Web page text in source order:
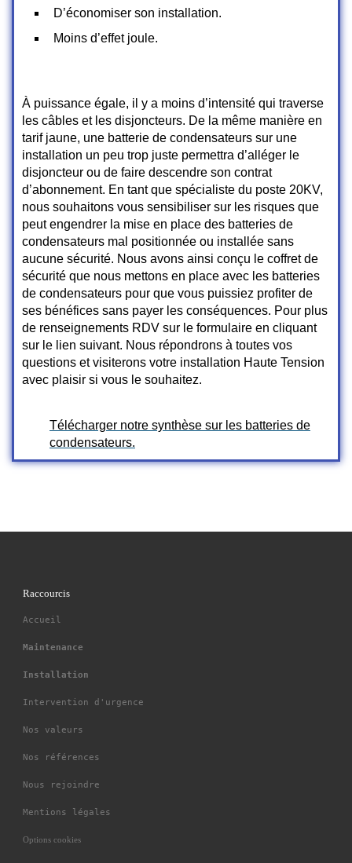
D’économiser son installation.
Moins d’effet joule.
À puissance égale, il y a moins d’intensité qui traverse
les câbles et les disjoncteurs. De la même manière en
tarif jaune, une batterie de condensateurs sur une
installation un peu trop juste permettra d’alléger le
disjoncteur ou de faire descendre son contrat
d’abonnement. En tant que spécialiste du poste 20KV,
nous souhaitons vous sensibiliser sur les risques que
peut engendrer la mise en place des batteries de
condensateurs mal positionnée ou installée sans
aucune sécurité. Nous avons ainsi conçu le coffret de
sécurité que nous mettons en place avec les batteries
de condensateurs pour que vous puissiez profiter de
ses bénéfices sans payer les conséquences. Pour plus
de renseignements RDV sur le formulaire en cliquant
sur le lien suivant. Nous répondrons à toutes vos
questions et visiterons votre installation Haute Tension
avec plaisir si vous le souhaitez.
Télécharger notre synthèse sur les batteries de
condensateurs.
Raccourcis
Accueil
Maintenance
Installation
Intervention d'urgence
Nos valeurs
Nos références
Nous rejoindre
Mentions légales
Options cookies